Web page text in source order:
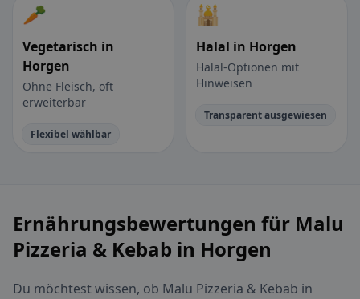
🥕
Vegetarisch in
Horgen
Ohne Fleisch, oft
erweiterbar
Flexibel wählbar
🕌
Halal in Horgen
Halal-Optionen mit
Hinweisen
Transparent ausgewiesen
Ernährungsbewertungen für Malu
Pizzeria & Kebab in Horgen
Du möchtest wissen, ob Malu Pizzeria & Kebab in